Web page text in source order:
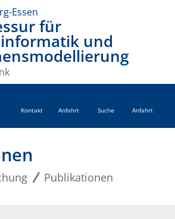
Essen
für
und
Kontakt Anfahrt Suche Anfahrt
Publikationen